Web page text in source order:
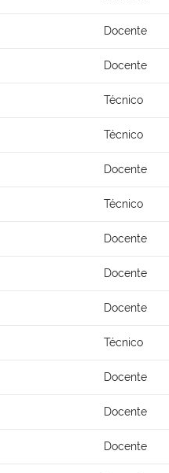
Docente
Docente
Técnico
Técnico
Docente
Técnico
Docente
Docente
Docente
Técnico
Docente
Docente
Docente